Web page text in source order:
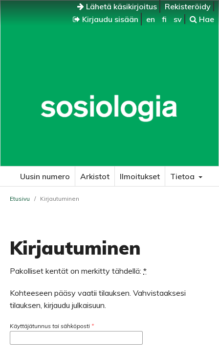
Lähetä käsikirjoitus
Rekisteröidy
Kirjaudu sisään
en fi sv Hae
Uusin numero Arkistot Ilmoitukset Tietoa
Etusivu / Kirjautuminen
Kirjautuminen
Pakolliset kentät on merkitty tähdellä: *
Kohteeseen pääsy vaatii tilauksen. Vahvistaaksesi
tilauksen, kirjaudu julkaisuun.
Käyttäjätunnus tai sähköposti *